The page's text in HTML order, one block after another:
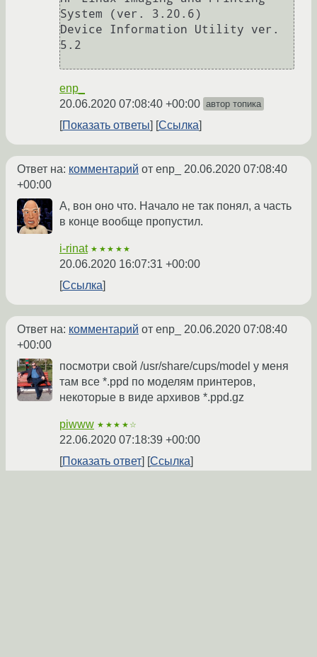
System (ver. 3.20.6)
Device Information Utility ver.
5.2
enp_
20.06.2020 07:08:40 +00:00 автор топика
Показать ответы Ссылка
Ответ на: комментарий от enp_ 20.06.2020 07:08:40
+00:00
А, вон оно что. Начало не так понял, а часть
в конце вообще пропустил.
i-rinat ★★★★★
20.06.2020 16:07:31 +00:00
Ссылка
Ответ на: комментарий от enp_ 20.06.2020 07:08:40
+00:00
посмотри свой /usr/share/cups/model у меня
там все *.ppd по моделям принтеров,
некоторые в виде архивов *.ppd.gz
piwww ★★★★☆
22.06.2020 07:18:39 +00:00
Показать ответ
Ссылка